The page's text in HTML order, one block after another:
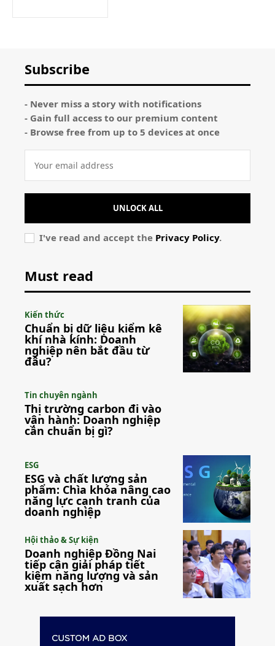
Subscribe
- Never miss a story with notifications
- Gain full access to our premium content
- Browse free from up to 5 devices at once
UNLOCK ALL
I've read and accept the Privacy Policy.
Must read
Kiến thức
Chuẩn bị dữ liệu kiểm kê
khí nhà kính: Doanh
nghiệp nên bắt đầu từ
đâu?
Tin chuyên ngành
Thị trường carbon đi vào
vận hành: Doanh nghiệp
cần chuẩn bị gì?
ESG
ESG và chất lượng sản
phẩm: Chìa khóa nâng cao
năng lực cạnh tranh của
doanh nghiệp
Hội thảo & Sự kiện
Doanh nghiệp Đồng Nai
tiếp cận giải pháp tiết
kiệm năng lượng và sản
xuất sạch hơn